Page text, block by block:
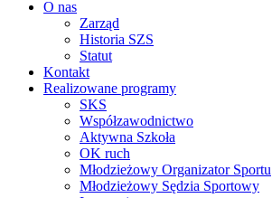
O nas
Zarząd
Historia SZS
Statut
Kontakt
Realizowane programy
SKS
Współzawodnictwo
Aktywna Szkoła
OK ruch
Młodzieżowy Organizator Sportu
Młodzieżowy Sędzia Sportowy